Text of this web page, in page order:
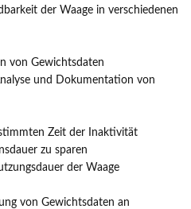
der Waage in verschiedenen
von Gewichtsdaten
und Dokumentation von
Zeit der Inaktivität
zu sparen
der Waage
von Gewichtsdaten an